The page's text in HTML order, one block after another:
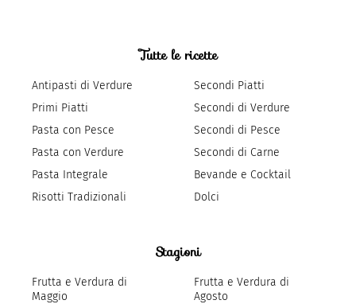
Tutte le ricette
Antipasti di Verdure
Primi Piatti
Pasta con Pesce
Pasta con Verdure
Pasta Integrale
Risotti Tradizionali
Secondi Piatti
Secondi di Verdure
Secondi di Pesce
Secondi di Carne
Bevande e Cocktail
Dolci
Stagioni
Frutta e Verdura di
Maggio
Frutta e Verdura di
Agosto